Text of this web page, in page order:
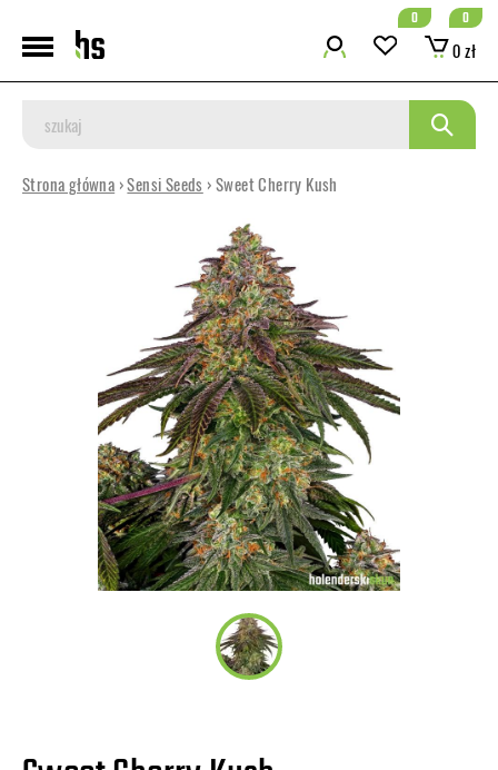
0
0 zł
0
Strona główna ›Sensi Seeds › Sweet Cherry Kush